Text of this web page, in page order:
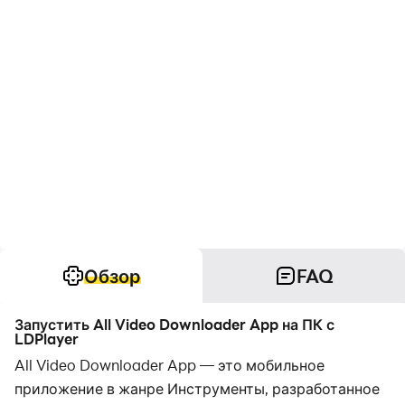
Обзор FAQ
Запустить All Video Downloader App на ПК с
LDPlayer
All Video Downloader App — это мобильное
приложение в жанре Инструменты, разработанное